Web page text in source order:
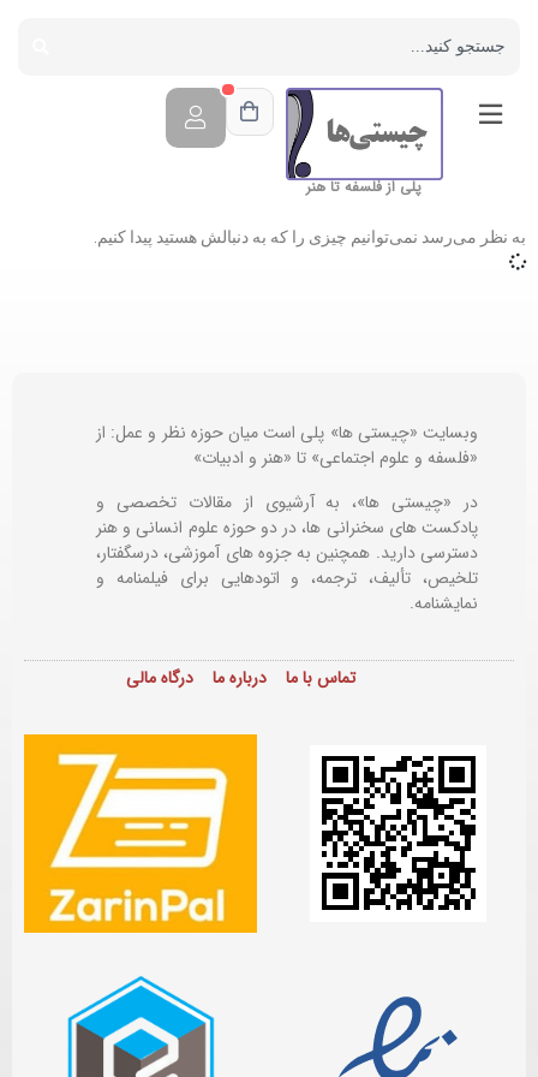
پلی از فلسفه تا هنر
به نظر می‌رسد نمی‌توانیم چیزی را که به دنبالش هستید پیدا کنیم.
وبسایت «چیستی ها» پلی است میان حوزه نظر و عمل: از
«فلسفه و علوم اجتماعی» تا «هنر و ادبیات»
در «چیستی ها»، به آرشیوی از مقالات تخصصی و
پادکست های سخنرانی ها، در دو حوزه علوم انسانی و هنر
دسترسی دارید. همچنین به جزوه های آموزشی، درسگفتار،
تلخیص، تألیف، ترجمه، و اتودهایی برایفیلمنامه و
نمایشنامه.
تماس با ما درباره ما درگاه مالی